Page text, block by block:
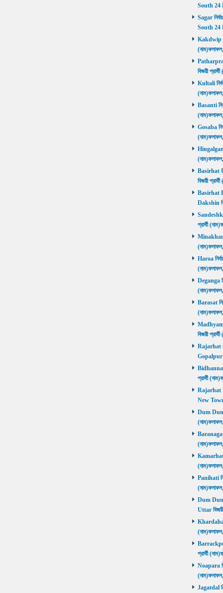
South 24
Sagar
South 24
Kakdwip
বিজয়ী
Kultali
Basanti
Gosaba
Hingalganj
Basirhat
বিজয়ী
Basirhat
Dakshin
প্রার্থী
Minakhan
Haroa
Deganga
Barasat
বিজয়ী
Rajarhat
Gopalpur
প্রার্থী
Rajarhat
New Town
Dum Dum
Baranagar
Kamarhati
Panihati
Dum Dum
Uttar
Khardaha
Barrackpur
প্রার্থী
Noapara
Jagatdal